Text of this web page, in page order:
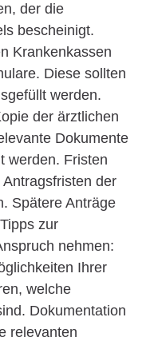
der die
bescheinigt.
Krankenkassen
Diese sollten
werden.
der ärztlichen
Dokumente
werden. Fristen
der
Spätere Anträge
zur
nehmen:
Ihrer
welche
Dokumentation
relevanten